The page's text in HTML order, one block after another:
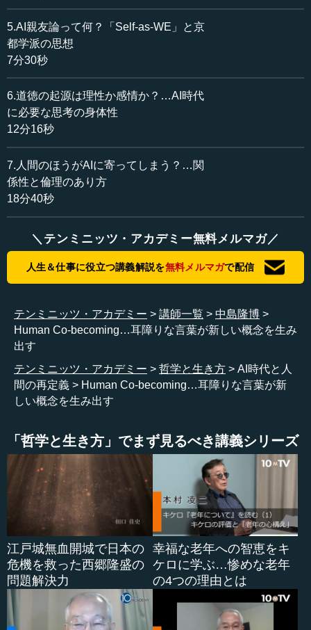
まさにそういうプロセスというか、そういう知的な営み
というものが、このAI時代においては人間が成していくべ
きものだと思うのですけれど、先ほど教えていただいた、
めに人間としてやるべきこと、どういうものが必要かとい
うことについてはいかがですか。
中島 ありがとうございます。やはり、学問という現場に
そして新しい概念ができると、今までの世界のパースペク
ティブ（考え方、見方）が変わってしまうのです。まった
く新しい様相で世界が見えてくる。そういう局面があるわ
けです。そういう発明というものが、文系・理系を問わず
絶対に必要だという気がしているのです。
例えば最近、私は、「Human Co-becoming」という言葉
を口にするようにしています。Human Co-becoming、人間
意味です。英語としても、これは非常に耳障りな言葉なの
です。この耳障りというものがポイントなのです。
私は、言語に無理強いをすることによって、何か新しい
概念が発明されることが、とても大事だと思っているわけ
です。ですから、意味がサラサラサラッと通るようなこと
が大事なのではなく、詰まってしまうこと、「あれ？ 何
あるのではないかと思います。
●私たちは西洋的な存在神学から出るべきではないか
中島 例えば、かつてイスラームの研究をしていた井筒俊
彦という先生がいらっしゃいましたが、井筒さんはこう言
ったのです。「普通はね、『花が存在する』と言うだろ。
それは間違いだ」と言うのです。「違う。『存在が花す
る』と言え」と。そのようなことは誰も考えつかない。存
在が花する。「花する」は日本語として間違っています。
でも、井筒さんは自分の存在神学というも...
5.AI親友論って何？「Self-as-WE」と京
都学派の思想
7分30秒
6.道徳の起源は理性か感情か？…AI時代
に必要な思考の身体性
12分16秒
7.人間のほうがAIに寄ってしまう？…関
係性と倫理のあり方
18分40秒
＼テンミニッツ・アカデミー無料メルマガ／
人生＆仕事に役立つ講義解説を無料メルマガで配信
テンミニッツ・アカデミー 講師一覧
中島隆博
Human Co-becoming…耳障りな言葉が新しい概念を生み
出す
テンミニッツ・アカデミー
哲学と生き方
AI時代と人
間の再定義
Human Co-becoming…耳障りな言葉が新
しい概念を生み出す
「哲学と生き方」でまず見るべき講義シリーズ
江戸城無血開城で日本の
危機を救った西郷隆盛の
問題解決力
幸福な老年への智恵をキ
ケロに学ぶ…惨めな老年
の4つの理由とは